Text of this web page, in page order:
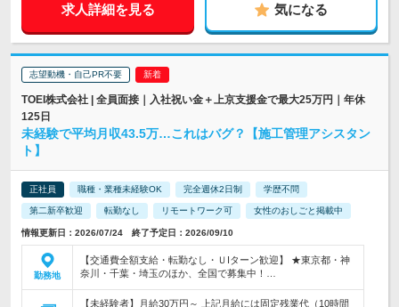
求人詳細を見る 気になる
志望動機・自己PR不要
TOEI株式会社 | 全員面接｜入社祝い金＋上京支援金で最大25万円｜年休
125日
未経験で平均月収43.5万…これはバグ？【施工管理アシスタン
ト】
正社員 職種・業種未経験OK 完全週休2日制 学歴不問
第二新卒歓迎 転勤なし リモートワーク可 女性のおしごと掲載中
情報更新日：2026/07/24 終了予定日：2026/09/10
勤務地
【交通費全額支給・転勤なし・ＵIターン歓迎】 ★東京都・神
奈川・千葉・埼玉のほか、全国で募集中！…
【未経験者】月給30万円～ 上記月給には固定残業代（10時間